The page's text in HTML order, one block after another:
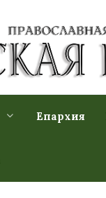
Епархия